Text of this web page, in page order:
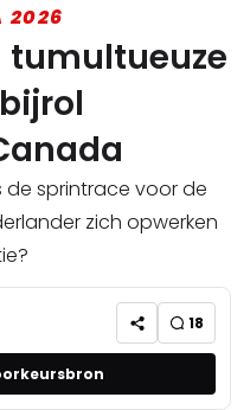
2026
tumultueuze
de sprintrace voor de
zich opwerken
18